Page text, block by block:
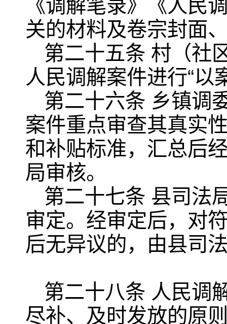
《调解笔录》《人民
关的材料及卷宗封面
第二十五条 村（社
人民调解案件进行“以
第二十六条 乡镇调
案件重点审查其真实
和补贴标准，汇总后
局审核。
第二十七条 县司法
审定。经审定后，对
后无异议的，由县司
第二十八条 人民调
尽补、及时发放的原